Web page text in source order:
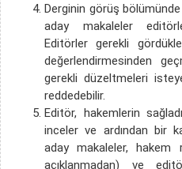
Derginin görüş
aday makaleler
Editörler gerekli
değerlendirmesinden
gerekli düzeltmeleri
reddedebilir.
Editör, hakemlerin
inceler ve ardından bir
aday makaleler, hakem
açıklanmadan) ve